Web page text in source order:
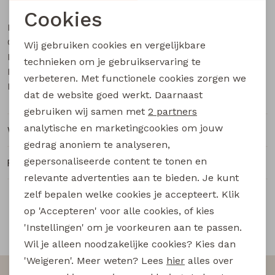
Lange broeken
Rokken
Merk
Categorie
Heren sweatshirt
Leverancierscode
Arthur men Z10363
Bestelcode
Kleur
Winkelvoorraad
Ruilen en retourneren
Snelle en betrouwbare levering
Noodzakelijke cookies
Analytische cookies
Marketing cookies
Cookies
Wij gebruiken cookies en vergelijkbare
technieken om je gebruikservaring te
verbeteren. Met functionele cookies zorgen we
dat de website goed werkt. Daarnaast
gebruiken wij samen met 2 partners
analytische en marketingcookies om jouw
gedrag anoniem te analyseren,
gepersonaliseerde content te tonen en
relevante advertenties aan te bieden. Je kunt
zelf bepalen welke cookies je accepteert. Klik
op 'Accepteren' voor alle cookies, of kies
'Instellingen' om je voorkeuren aan te passen.
Wil je alleen noodzakelijke cookies? Kies dan
'Weigeren'. Meer weten? Lees hier alles over